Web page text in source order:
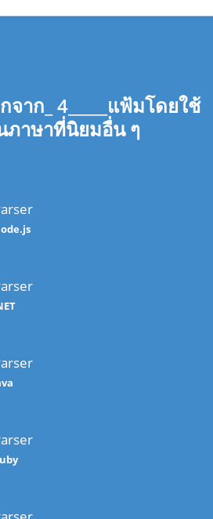
าก_ 4_____แฟ้มโดยใช้
ภาษาที่นิยมอื่น ๆ